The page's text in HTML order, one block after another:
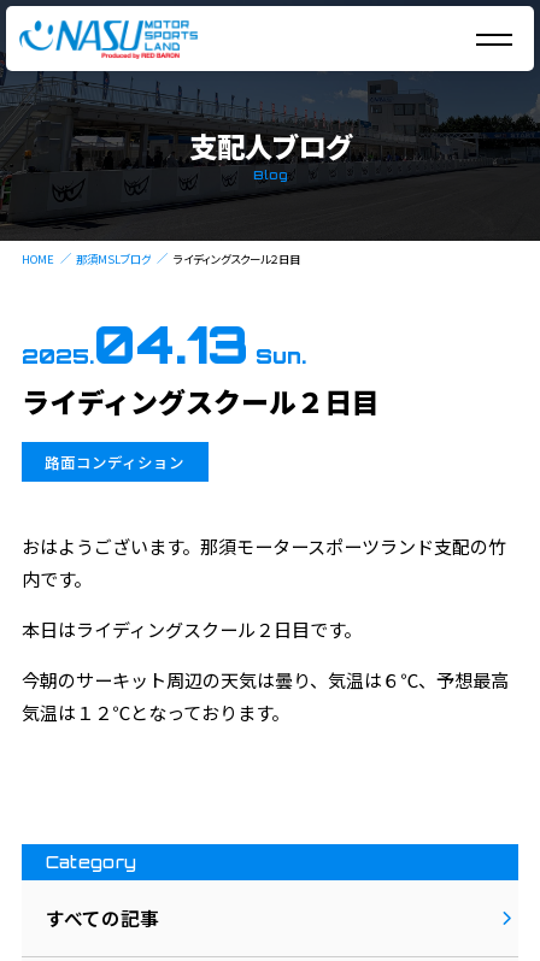
支配人ブログ
Blog
HOME 那須MSLブログ ライディングスクール２日目
2025.04.13 Sun.
ライディングスクール２日目
路面コンディション
おはようございます。那須モータースポーツランド支配の竹
内です。
本日はライディングスクール２日目です。
今朝のサーキット周辺の天気は曇り、気温は６℃、予想最高
気温は１２℃となっております。
Category
すべての記事